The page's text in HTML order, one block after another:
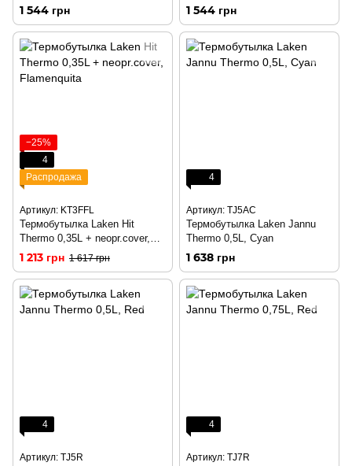
1 544 грн 1 544 грн
−25%
4
Распродажа
Артикул: KT3FFL
Термобутылка Laken Hit
Thermo 0,35L + neopr.cover,
Flamenquita
1 213 грн 1 617 грн
4
Артикул: TJ5AC
Термобутылка Laken Jannu
Thermo 0,5L, Cyan
1 638 грн
4
Артикул: TJ5R
4
Артикул: TJ7R